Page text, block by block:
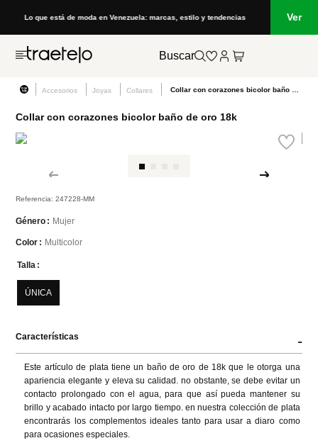
Lo que está de moda en Venezuela: marcas, estilo y tendencias Ver
Buscar
Accesorios Joyas Collares
Collar con corazones bicolor baño de oro 18k
Referencia:247228-MM
Género Mujer
Color Multicolor
Talla
ÚNICA
Características -
Este artículo de plata tiene un baño de oro de 18k que le otorga una
apariencia elegante y eleva su calidad. no obstante, se debe evitar un
contacto prolongado con el agua, para que así pueda mantener su
brillo y acabado intacto por largo tiempo. en nuestra colección de plata
encontrarás los complementos ideales tanto para usar a diaro como
para ocasiones especiales.